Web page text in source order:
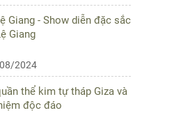
Giang - Show diễn đặc sắc
Giang
2024
thể kim tự tháp Giza và
độc đáo